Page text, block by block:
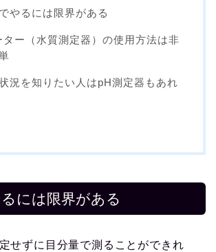
やるには限界がある
ター（水質測定器）の使用方法は非
況を知りたい人はpH測定器もあれ
には限界がある
せずに目分量で測ることができれ